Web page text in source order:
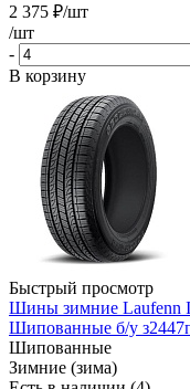
2 375 ₽/шт
/шт
-
В корзину
Быстрый просмотр
Шины зимние Laufenn
Шипованные б/у
Шипованные
Зимние (зима)